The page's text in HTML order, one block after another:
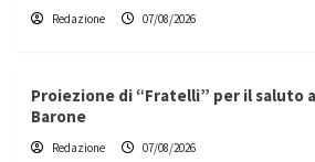
Redazione 07/08/2026
Proiezione di “Fratelli” per il saluto
Barone
Redazione 07/08/2026